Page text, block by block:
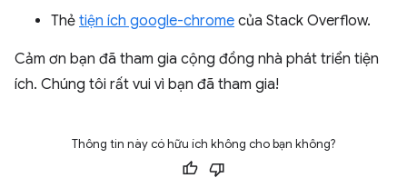
Thẻ tiện ích google-chrome của Stack Overflow.
Cảm ơn bạn đã tham gia cộng đồng nhà phát triển tiện
ích. Chúng tôi rất vui vì bạn đã tham gia!
Thông tin này có hữu ích không cho bạn không?